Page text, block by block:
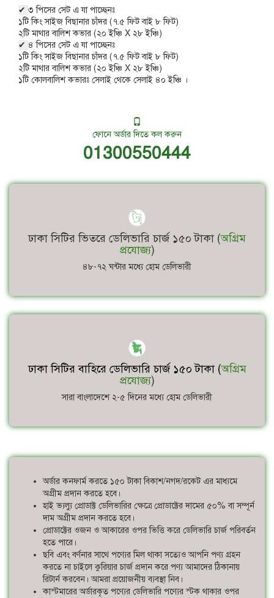
✔ ৩ পিসের সেট এ যা পাচ্ছেনঃ
১টি কিং সাইজ বিছানার চাঁদর (৭.৫ ফিট বাই ৮ ফিট)
২টি মাথার বালিশ কভার (২০ ইঞ্চি X ২৮ ইঞ্চি)
✔ ৪ পিসের সেট এ যা পাচ্ছেনঃ
১টি কিং সাইজ বিছানার চাঁদর (৭.৫ ফিট বাই ৮ ফিট)
২টি মাথার বালিশ কভার (২০ ইঞ্চি X ২৮ ইঞ্চি)
১টি কোলবালিশ কভারঃ সেলাই থেকে সেলাই ৪০ ইঞ্চি ।
ফোনে অর্ডার দিতে কল করুন
01300550444
ঢাকা সিটির ভিতরে ডেলিভারি চার্জ ১৫০ টাকা (অগ্রিম
প্রযোজ্য)
৪৮-৭২ ঘন্টার মধ্যে হোম ডেলিভারী
ঢাকা সিটির বাহিরে ডেলিভারি চার্জ ১৫০ টাকা (অগ্রিম
প্রযোজ্য)
সারা বাংলাদেশে ২-৫ দিনের মধ্যে হোম ডেলিভারী
অর্ডার কনফার্ম করতে ১৫০ টাকা বিকাশ/নগদ/রকেট এর মাধ্যমে
অগ্রীম প্রদান করতে হবে।
হাই ভ্যল্যু প্রোডাক্ট ডেলিভারির ক্ষেত্রে প্রোডাক্টের দামের ৫০% বা সম্পূর্ন
দাম অগ্রীম প্রদান করতে হবে।
প্রোডাক্টের ওজন ও আকারের ওপর ভিত্তি করে ডেলিভারি চার্জ পরিবর্তন
হতে পারে।
ছবি এবং বর্ণনার সাথে পণ্যের মিল থাকা সত্যেও আপনি পণ্য গ্রহন
করতে না চাইলে কুরিয়ার চার্জ প্রদান করে পণ্য আমাদের ঠিকানায়
রিটার্ন করবেন। আমরা প্রয়োজনীয় ব্যবস্থা নিব।
কাস্টমারের অর্ডারকৃত পণ্যের ডেলিভারি পণ্যের স্টক থাকার ওপর